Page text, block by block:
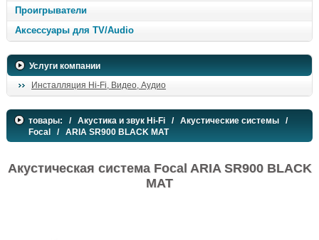
Проигрыватели
Аксессуары для TV/Audio
Услуги компании
Инсталляция Hi-Fi, Видео, Аудио
товары: / Акустика и звук Hi-Fi / Акустические системы /
Focal
/ ARIA SR900 BLACK MAT
Акустическая система Focal ARIA SR900 BLACK
MAT